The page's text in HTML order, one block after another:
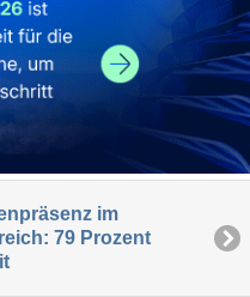
im
79 Prozent